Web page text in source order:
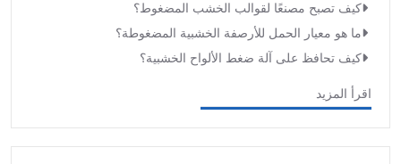
كيف تصبح مصنعًا لقوالب الخشب المضغوط؟
ما هو معيار الحمل للأرصفة الخشبية المضغوطة؟
كيف تحافظ على آلة ضغط الألواح الخشبية؟
اقرأ المزيد